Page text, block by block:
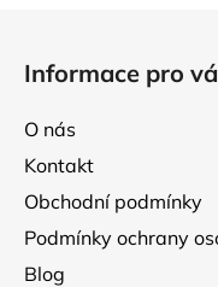
Informace pro
O nás
Kontakt
Obchodní podmínky
Podmínky ochrany
Blog